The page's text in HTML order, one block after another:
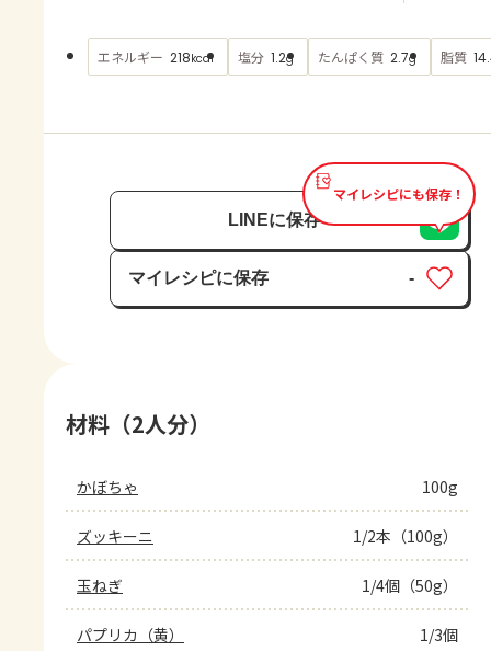
AJINOMOTO PARK とは
エネルギー 218kcal 塩分 1.2g たんぱく質 2.7g 脂質
マイレシピにも保存！
LINEに保存
マイレシピに保存
保存済み
-
材料（2人分）
かぼちゃ 100g
ズッキーニ 1/2本（100g）
玉ねぎ 1/4個（50g）
パプリカ（黄） 1/3個